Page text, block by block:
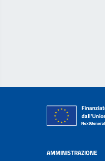
AMMINISTRAZIONE